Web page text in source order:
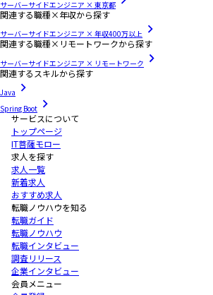
サーバーサイドエンジニア × 東京都
関連する職種×年収から探す
サーバーサイドエンジニア × 年収400万以上
関連する職種×リモートワークから探す
サーバーサイドエンジニア × リモートワーク
関連するスキルから探す
Java
Spring Boot
サービスについて
トップページ
IT菩薩モロー
求人を探す
求人一覧
新着求人
おすすめ求人
転職ノウハウを知る
転職ガイド
転職ノウハウ
転職インタビュー
調査リリース
企業インタビュー
会員メニュー